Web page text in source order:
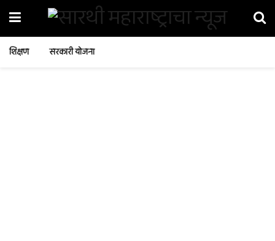
शिक्षण सरकारी योजना